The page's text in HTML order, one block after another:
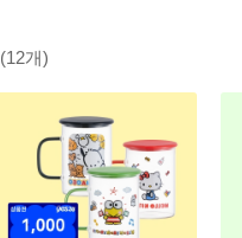
(12개)